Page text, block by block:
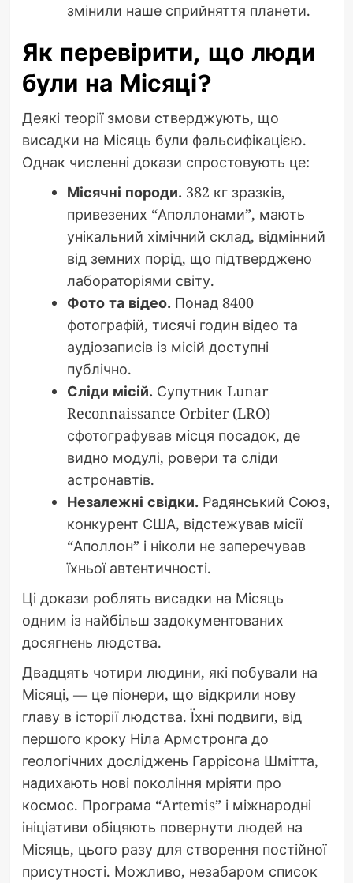
змінили наше сприйняття планети.
Як перевірити, що люди
були на Місяці?
Деякі теорії змови стверджують, що
висадки на Місяць були фальсифікацією.
Однак численні докази спростовують це:
Місячні породи. 382 кг зразків,
привезених “Аполлонами”, мають
унікальний хімічний склад, відмінний
від земних порід, що підтверджено
лабораторіями світу.
Фото та відео. Понад 8400
фотографій, тисячі годин відео та
аудіозаписів із місій доступні
публічно.
Сліди місій. Супутник Lunar
Reconnaissance Orbiter (LRO)
сфотографував місця посадок, де
видно модулі, ровери та сліди
астронавтів.
Незалежні свідки. Радянський Союз,
конкурент США, відстежував місії
“Аполлон” і ніколи не заперечував
їхньої автентичності.
Ці докази роблять висадки на Місяць
одним із найбільш задокументованих
досягнень людства.
Двадцять чотири людини, які побували на
Місяці, — це піонери, що відкрили нову
главу в історії людства. Їхні подвиги, від
першого кроку Ніла Армстронга до
геологічних досліджень Гаррісона Шмітта,
надихають нові покоління мріяти про
космос. Програма “Artemis” і міжнародні
ініціативи обіцяють повернути людей на
Місяць, цього разу для створення постійної
присутності. Можливо, незабаром список